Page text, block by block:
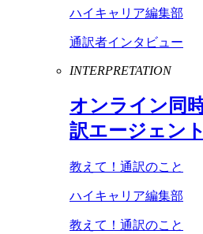
ハイキャリア編集部
通訳者インタビュー
INTERPRETATION
オンライン同
訳エージェン
教えて！通訳のこと
ハイキャリア編集部
教えて！通訳のこと